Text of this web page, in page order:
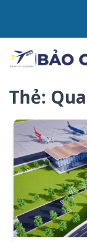
Chuyển đến phần
Thẻ: